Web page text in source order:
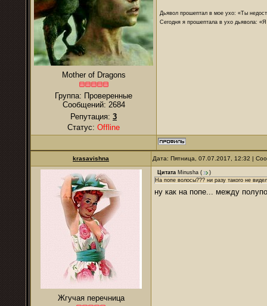
Mother of Dragons
Группа: Проверенные
Сообщений: 2684
Репутация: 3
Статус: Offline
Дьявол прошептал в мое ухо: «Ты
Сегодня я прошептала в ухо дьявола:
krasavishna Дата: Пятница, 07.07.2017, 12:32 |
Жгучая перечница
Цитата Minusha (
)
На попе волосы??? ни разу такого не
ну как на попе... между